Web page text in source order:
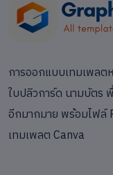
การออกแบบเทมเพล
ใบปลิวการ์ด นามบัตร
อีกมากมาย พร้อมไฟล์
เทมเพลต Canva